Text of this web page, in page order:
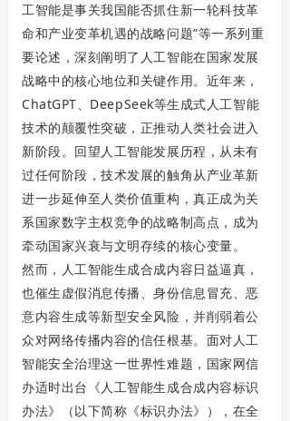
工智能是事关我国能否抓住新一轮科技革
命和产业变革机遇的战略问题”等一系列重
要论述，深刻阐明了人工智能在国家发展
战略中的核心地位和关键作用。近年来，
ChatGPT、DeepSeek等生成式人工智能
技术的颠覆性突破，正推动人类社会进入
新阶段。回望人工智能发展历程，从未有
过任何阶段，技术发展的触角从产业革新
进一步延伸至人类价值重构，真正成为关
系国家数字主权竞争的战略制高点，成为
牵动国家兴衰与文明存续的核心变量。
然而，人工智能生成合成内容日益逼真，
也催生虚假消息传播、身份信息冒充、恶
意内容生成等新型安全风险，并削弱着公
众对网络传播内容的信任根基。面对人工
智能安全治理这一世界性难题，国家网信
办适时出台《人工智能生成合成内容标识
办法》（以下简称《标识办法》），在全